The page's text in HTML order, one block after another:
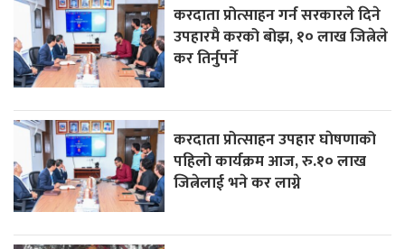
करदाता प्रोत्साहन गर्न सरकारले दिने
उपहारमै करको बोझ, १० लाख जित्नेले
कर तिर्नुपर्ने
करदाता प्रोत्साहन उपहार घाेषणाको
पहिलो कार्यक्रम आज, रु.१० लाख
जित्नेलाई भने कर लाग्ने